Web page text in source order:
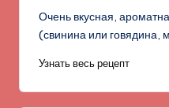
Очень вкусная,
(свинина или говядина,
Узнать весь рецепт